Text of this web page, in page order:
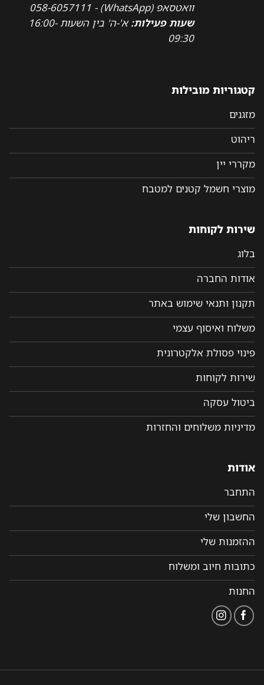
וואטסאפ (WhatsApp) - 058-6057111
שעות פעילות:
א'-ה' בין השעות 16:00-
09:30
קטגוריות מובילות
מזגנים
ריהוט
מקררי יין
מוצרי חשמל קטנים למטבח
שירות לקוחות
בלוג
אודות החברה
תקנון ותנאי שימוש באתר
משלוח ואיסוף עצמי
פינוי פסולת אלקטרונית
שירות לקוחות
ביטול עסקה
מדיניות משלוחים והחזרות
אודות
התחבר
החשבון שלי
ההזמנות שלי
כתובות חיוב ומשלוח
החנות